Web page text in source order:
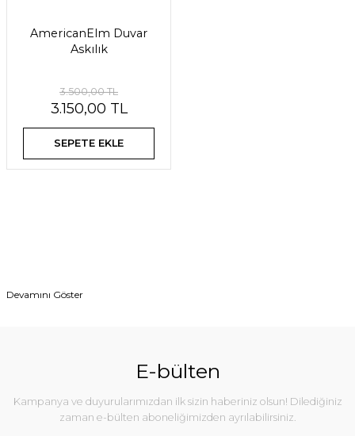
AmericanElm Duvar
Askılık
3.500,00 TL
3.150,00 TL
SEPETE EKLE
E-bülten
Kampanya ve duyurularımızdan ilk sizin haberiniz olsun! Dilediğiniz
zaman e-bülten aboneliğimizden ayrılabilirsiniz.